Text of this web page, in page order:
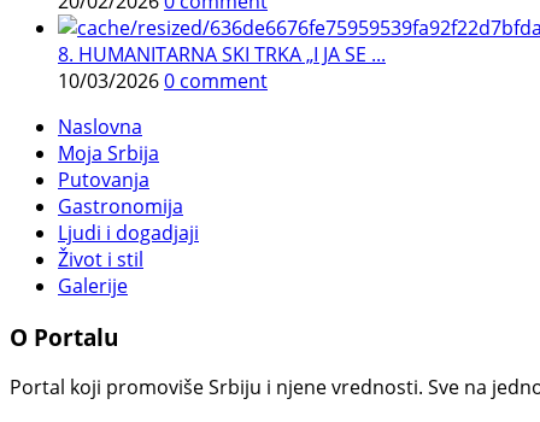
8. HUMANITARNA SKI TRKA „I JA SE ...
10/03/20260 comment
Naslovna
Moja Srbija
Putovanja
Gastronomija
Ljudi i dogadjaji
Život i stil
Galerije
O Portalu
Portal koji promoviše Srbiju i njene vrednosti. Sve na